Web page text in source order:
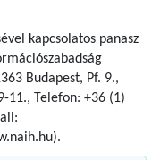
kapcsolatos panasz
Budapest, Pf. 9.,
11., Telefon: +36 (1)